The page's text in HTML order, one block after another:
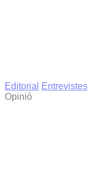
Editorial
Entrevistes
Opinió